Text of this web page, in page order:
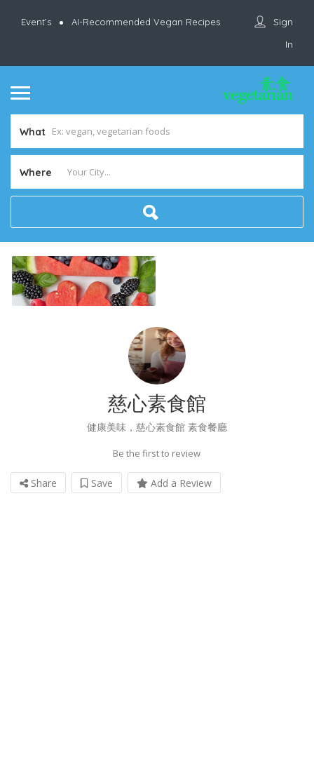
Event’s AI-Recommended Vegan Recipes
Sign
In
What
Where
慈心素食館
健康美味，慈心素食館 素食餐廳
Be the first to review
Share Save Add a Review